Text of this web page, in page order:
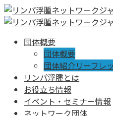
団体概要
団体概要
団体紹介リーフレ
リンパ浮腫とは
お役立ち情報
イベント・セミナー情報
ネットワーク団体